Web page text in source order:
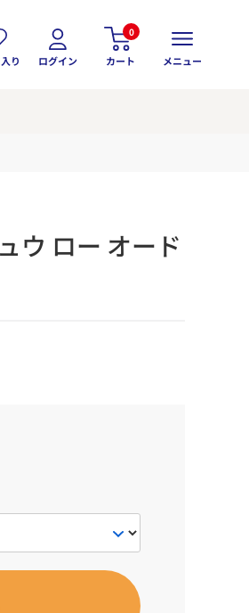
り ログイン
0
カート メニュー
ウ ロー オード